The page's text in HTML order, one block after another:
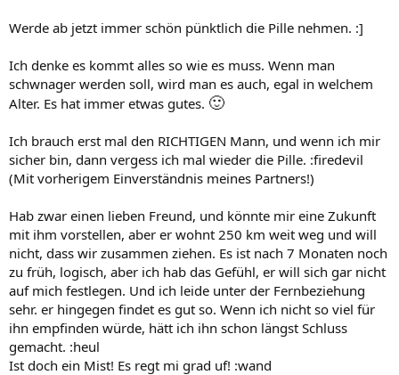
Werde ab jetzt immer schön pünktlich die Pille nehmen. :]
Ich denke es kommt alles so wie es muss. Wenn man
schwnager werden soll, wird man es auch, egal in welchem
Alter. Es hat immer etwas gutes. 🙂
Ich brauch erst mal den RICHTIGEN Mann, und wenn ich mir
sicher bin, dann vergess ich mal wieder die Pille. :firedevil
(Mit vorherigem Einverständnis meines Partners!)
Hab zwar einen lieben Freund, und könnte mir eine Zukunft
mit ihm vorstellen, aber er wohnt 250 km weit weg und will
nicht, dass wir zusammen ziehen. Es ist nach 7 Monaten noch
zu früh, logisch, aber ich hab das Gefühl, er will sich gar nicht
auf mich festlegen. Und ich leide unter der Fernbeziehung
sehr. er hingegen findet es gut so. Wenn ich nicht so viel für
ihn empfinden würde, hätt ich ihn schon längst Schluss
gemacht. :heul
Ist doch ein Mist! Es regt mi grad uf! :wand